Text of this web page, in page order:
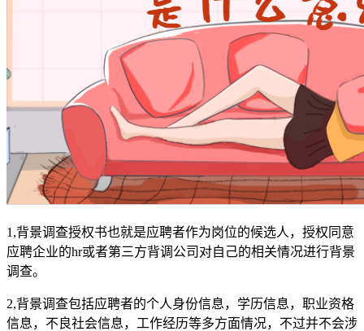
1,背景调查授权书也就是应聘者作为岗位的候选人，授权同意
应聘企业的hr或者第三方背调公司对自己的相关情况进行背景
调查。
2,背景调查包括应聘者的个人身份信息，学历信息，职业资格
信息，不良社会信息，工作经历等多方面情况，不过并不会涉